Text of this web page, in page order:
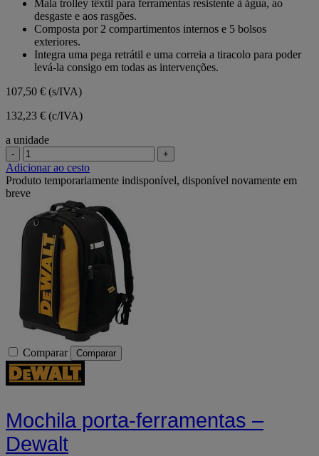
estrelas.
Mala trolley têxtil para ferramentas resistente à água, ao
desgaste e aos rasgões.
Composta por 2 compartimentos internos e 5 bolsos
exteriores.
Integra uma pega retrátil e uma correia a tiracolo para poder
levá-la consigo em todas as intervenções.
107,50 € (s/IVA)
132,23 € (c/IVA)
a unidade
- +
Adicionar ao cesto
Produto temporariamente indisponível, disponível novamente em
breve
Comparar Comparar
Mochila porta-ferramentas –
Dewalt